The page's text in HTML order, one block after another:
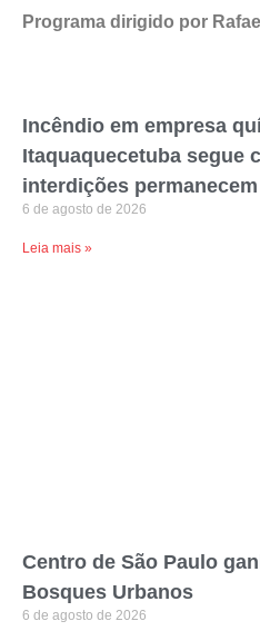
Programa dirigido por
Incêndio em empresa
Itaquaquecetuba segue
interdições permanecem
6 de agosto de 2026
Leia mais »
Centro de São Paulo
Bosques Urbanos
6 de agosto de 2026